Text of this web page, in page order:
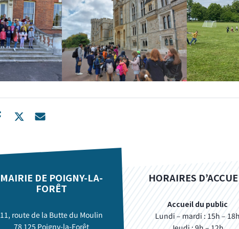
MAIRIE DE POIGNY-LA-
FORÊT
11, route de la Butte du Moulin
78 125 Poigny-la-Forêt
HORAIRES
Accueil du public
Lundi – mardi : 15h –